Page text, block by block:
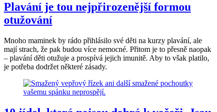
Plavání je tou nejpřirozenější formou
otužování
Mnoho maminek by rádo přihlásilo své děti na kurzy plavání, ale
mají strach, že pak budou více nemocné. Přitom je to přesně naopak
– plavání děti otužuje a prospívá jejich imunitě. Aby to však platilo,
je potřeba dodržet některé zásady.